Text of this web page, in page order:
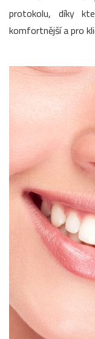
protokolu, díky
komfortnější a pro